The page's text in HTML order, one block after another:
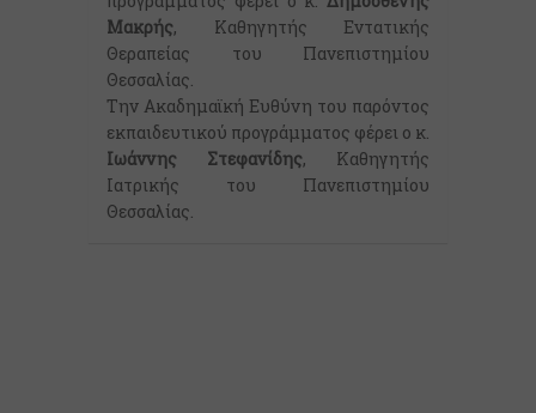
Μακρής, Καθηγητής Εντατικής
Θεραπείας του Πανεπιστημίου
Θεσσαλίας.
Την Ακαδημαϊκή Ευθύνη του παρόντος
εκπαιδευτικού προγράμματος φέρει ο κ.
Ιωάννης Στεφανίδης, Καθηγητής
Ιατρικής του Πανεπιστημίου
Θεσσαλίας.